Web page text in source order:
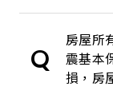
Q
房屋所
震基本
損，房